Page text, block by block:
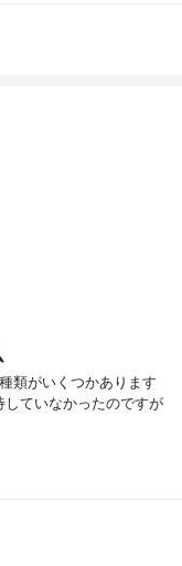
類がいくつかあります
ていなかったのですが